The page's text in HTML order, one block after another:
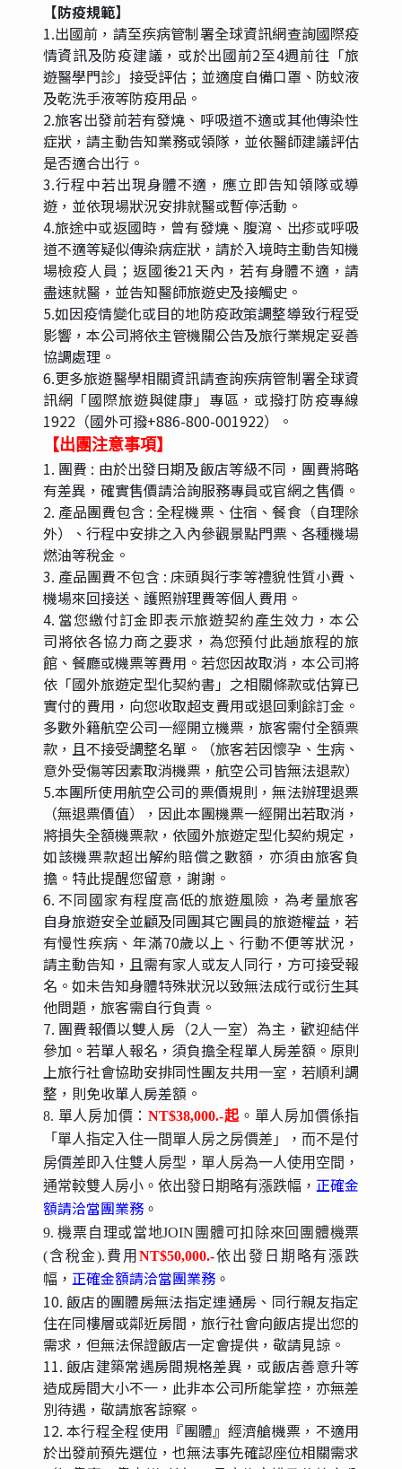
【防疫規範】
1.出國前，請至疾病管制署全球資訊網查詢國際疫
情資訊及防疫建議，或於出國前2至4週前往「旅
遊醫學門診」接受評估；並適度自備口罩、防蚊液
及乾洗手液等防疫用品。
2.旅客出發前若有發燒、呼吸道不適或其他傳染性
症狀，請主動告知業務或領隊，並依醫師建議評估
是否適合出行。
3.行程中若出現身體不適，應立即告知領隊或導
遊，並依現場狀況安排就醫或暫停活動。
4.旅途中或返國時，曾有發燒、腹瀉、出疹或呼吸
道不適等疑似傳染病症狀，請於入境時主動告知機
場檢疫人員；返國後21天內，若有身體不適，請
盡速就醫，並告知醫師旅遊史及接觸史。
5.如因疫情變化或目的地防疫政策調整導致行程受
影響，本公司將依主管機關公告及旅行業規定妥善
協調處理。
6.更多旅遊醫學相關資訊請查詢疾病管制署全球資
訊網「國際旅遊與健康」專區，或撥打防疫專線
1922（國外可撥+886-800-001922）。
【出團注意事項】
1. 團費 : 由於出發日期及飯店等級不同，團費將略
有差異，確實售價請洽詢服務專員或官網之售價。
2. 產品團費包含 : 全程機票、住宿、餐食（自理除
外）、行程中安排之入內參觀景點門票、各種機場
燃油等稅金。
3. 產品團費不包含 : 床頭與行李等禮貌性質小費、
機場來回接送、護照辦理費等個人費用。
4. 當您繳付訂金即表示旅遊契約產生效力，本公
司將依各協力商之要求，為您預付此趟旅程的旅
館、餐廳或機票等費用。若您因故取消，本公司將
依「國外旅遊定型化契約書」之相關條款或估算已
實付的費用，向您收取超支費用或退回剩餘訂金。
多數外籍航空公司一經開立機票，旅客需付全額票
款，且不接受調整名單。（旅客若因懷孕、生病、
意外受傷等因素取消機票，航空公司皆無法退款）
5.本團所使用航空公司的票價規則，無法辦理退票
（無退票價值），因此本團機票一經開出若取消，
將損失全額機票款，依國外旅遊定型化契約規定，
如該機票款超出解約賠償之數額，亦須由旅客負
擔。特此提醒您留意，謝謝。
6. 不同國家有程度高低的旅遊風險，為考量旅客
自身旅遊安全並顧及同團其它團員的旅遊權益，若
有慢性疾病、年滿70歲以上、行動不便等狀況，
請主動告知，且需有家人或友人同行，方可接受報
名。如未告知身體特殊狀況以致無法成行或衍生其
他問題，旅客需自行負責。
7. 團費報價以雙人房（2人一室）為主，歡迎結伴
參加。若單人報名，須負擔全程單人房差額。原則
上旅行社會協助安排同性團友共用一室，若順利調
整，則免收單人房差額。
8. 單人房加價：NT$38,000.-起 。單人房加價係指
「單人指定入住一間單人房之房價差」，而不是付
房價差即入住雙人房型，單人房為一人使用空間，
通常較雙人房小。依出發日期略有漲跌幅， 正確金
額請洽當團業務。
9. 機票自理或當地JOIN團體可扣除來回團體機票
(含稅金).費用NT$50,000.-依出發日期略有漲跌
幅， 正確金額請洽當團業務。
10. 飯店的團體房無法指定連通房、同行親友指定
住在同樓層或鄰近房間，旅行社會向飯店提出您的
需求，但無法保證飯店一定會提供，敬請見諒。
11. 飯店建築常遇房間規格差異，或飯店善意升等
造成房間大小不一，此非本公司所能掌控，亦無差
別待遇，敬請旅客諒察。
12. 本行程全程使用『團體』經濟艙機票，不適用
於出發前預先選位，也無法事先確認座位相關需求